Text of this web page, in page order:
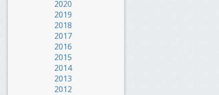
2020
2019
2018
2017
2016
2015
2014
2013
2012